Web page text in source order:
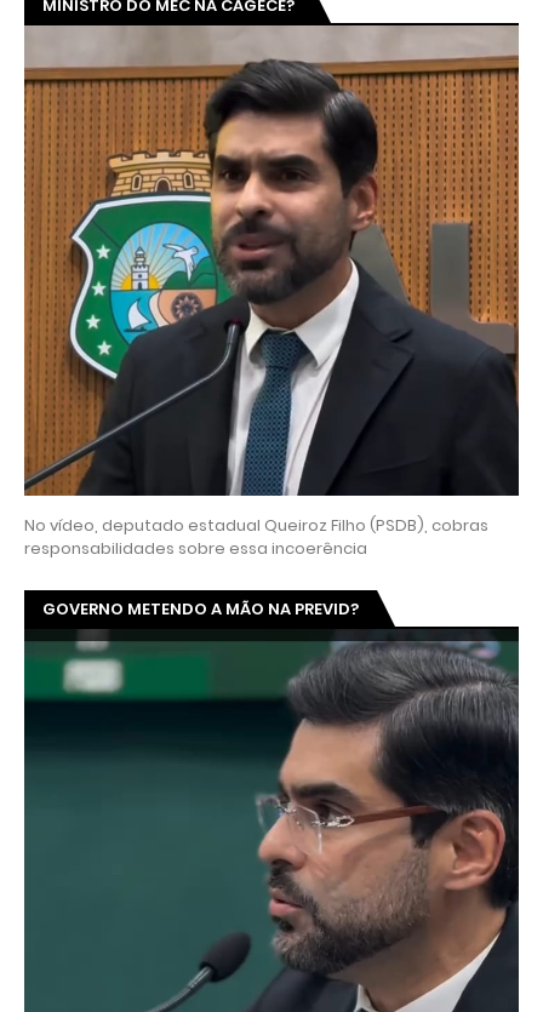
MINISTRO DO MEC NA CAGECE?
No vídeo, deputado estadual Queiroz Filho (PSDB), cobras
responsabilidades sobre essa incoerência
GOVERNO METENDO A MÃO NA PREVID?